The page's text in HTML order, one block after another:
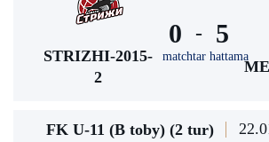
STRIZHI-2015-
2
0 -
matchtar hattama
5
FK U-11 (В toby) (2 tur)